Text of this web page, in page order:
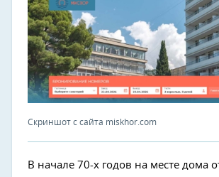
Скриншот с сайта miskhor.com
В начале 70-х годов на месте дома